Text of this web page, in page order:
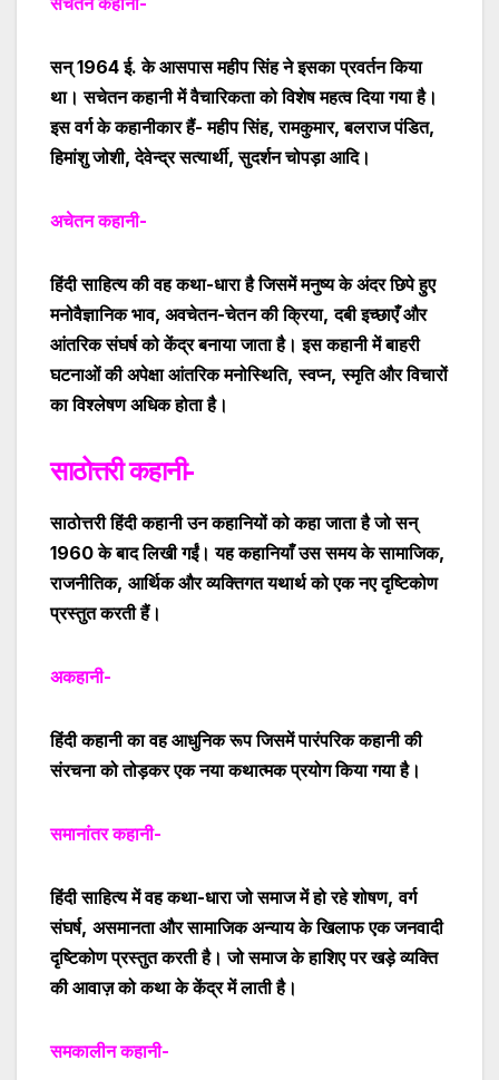
सन् 1964 ई. के आसपास महीप सिंह ने इसका प्रवर्तन किया
था। सचेतन कहानी में वैचारिकता को विशेष महत्व दिया गया है।
इस वर्ग के कहानीकार हैं- महीप सिंह, रामकुमार, बलराज पंडित,
हिमांशु जोशी, देवेन्द्र सत्यार्थी, सुदर्शन चोपड़ा आदि।
अचेतन कहानी-
हिंदी साहित्य की वह कथा-धारा है जिसमें मनुष्य के अंदर छिपे हुए
मनोवैज्ञानिक भाव, अवचेतन-चेतन की क्रिया, दबी इच्छाएँ और
आंतरिक संघर्ष को केंद्र बनाया जाता है। इस कहानी में बाहरी
घटनाओं की अपेक्षा आंतरिक मनोस्थिति, स्वप्न, स्मृति और विचारों
का विश्लेषण अधिक होता है।
साठोत्तरी कहानी-
साठोत्तरी हिंदी कहानी उन कहानियों को कहा जाता है जो सन्
1960 के बाद लिखी गईं। यह कहानियाँ उस समय के सामाजिक,
राजनीतिक, आर्थिक और व्यक्तिगत यथार्थ को एक नए दृष्टिकोण
प्रस्तुत करती हैं।
अकहानी-
हिंदी कहानी का वह आधुनिक रूप जिसमें पारंपरिक कहानी की
संरचना को तोड़कर एक नया कथात्मक प्रयोग किया गया है।
समानांतर कहानी-
हिंदी साहित्य में वह कथा-धारा जो समाज में हो रहे शोषण, वर्ग
संघर्ष, असमानता और सामाजिक अन्याय के खिलाफ एक जनवादी
दृष्टिकोण प्रस्तुत करती है। जो समाज के हाशिए पर खड़े व्यक्ति
की आवाज़ को कथा के केंद्र में लाती है।
समकालीन कहानी-